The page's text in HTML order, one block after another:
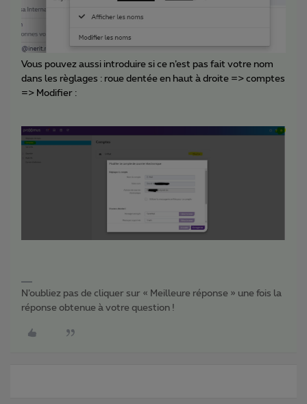
Vous pouvez aussi introduire si ce n’est pas fait votre nom
dans les règlages : roue dentée en haut à droite => comptes
=> Modifier :
N’oubliez pas de cliquer sur « Meilleure réponse » une fois la
réponse obtenue à votre question !